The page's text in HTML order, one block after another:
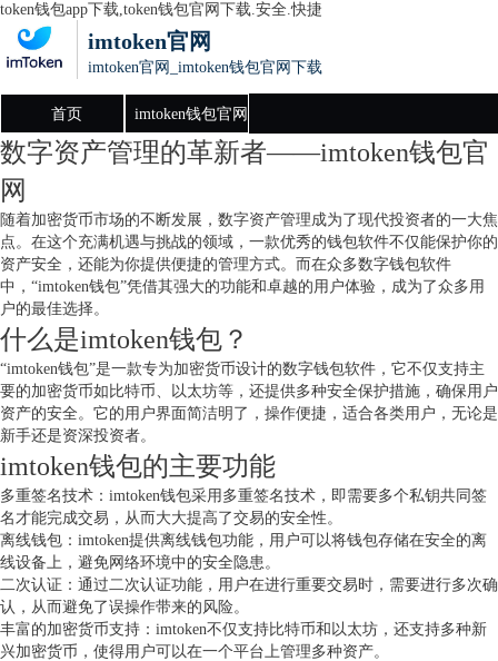
token钱包app下载,token钱包官网下载.安全.快捷
imtoken官网
imtoken官网_imtoken钱包官网下载
首页 imtoken钱包官网
下载
数字资产管理的革新者——imtoken钱包官
网
随着加密货币市场的不断发展，数字资产管理成为了现代投资者的一大焦
点。在这个充满机遇与挑战的领域，一款优秀的钱包软件不仅能保护你的
资产安全，还能为你提供便捷的管理方式。而在众多数字钱包软件
中，“imtoken钱包”凭借其强大的功能和卓越的用户体验，成为了众多用
户的最佳选择。
什么是imtoken钱包？
“imtoken钱包”是一款专为加密货币设计的数字钱包软件，它不仅支持主
要的加密货币如比特币、以太坊等，还提供多种安全保护措施，确保用户
资产的安全。它的用户界面简洁明了，操作便捷，适合各类用户，无论是
新手还是资深投资者。
imtoken钱包的主要功能
多重签名技术：imtoken钱包采用多重签名技术，即需要多个私钥共同签
名才能完成交易，从而大大提高了交易的安全性。
离线钱包：imtoken提供离线钱包功能，用户可以将钱包存储在安全的离
线设备上，避免网络环境中的安全隐患。
二次认证：通过二次认证功能，用户在进行重要交易时，需要进行多次确
认，从而避免了误操作带来的风险。
丰富的加密货币支持：imtoken不仅支持比特币和以太坊，还支持多种新
兴加密货币，使得用户可以在一个平台上管理多种资产。